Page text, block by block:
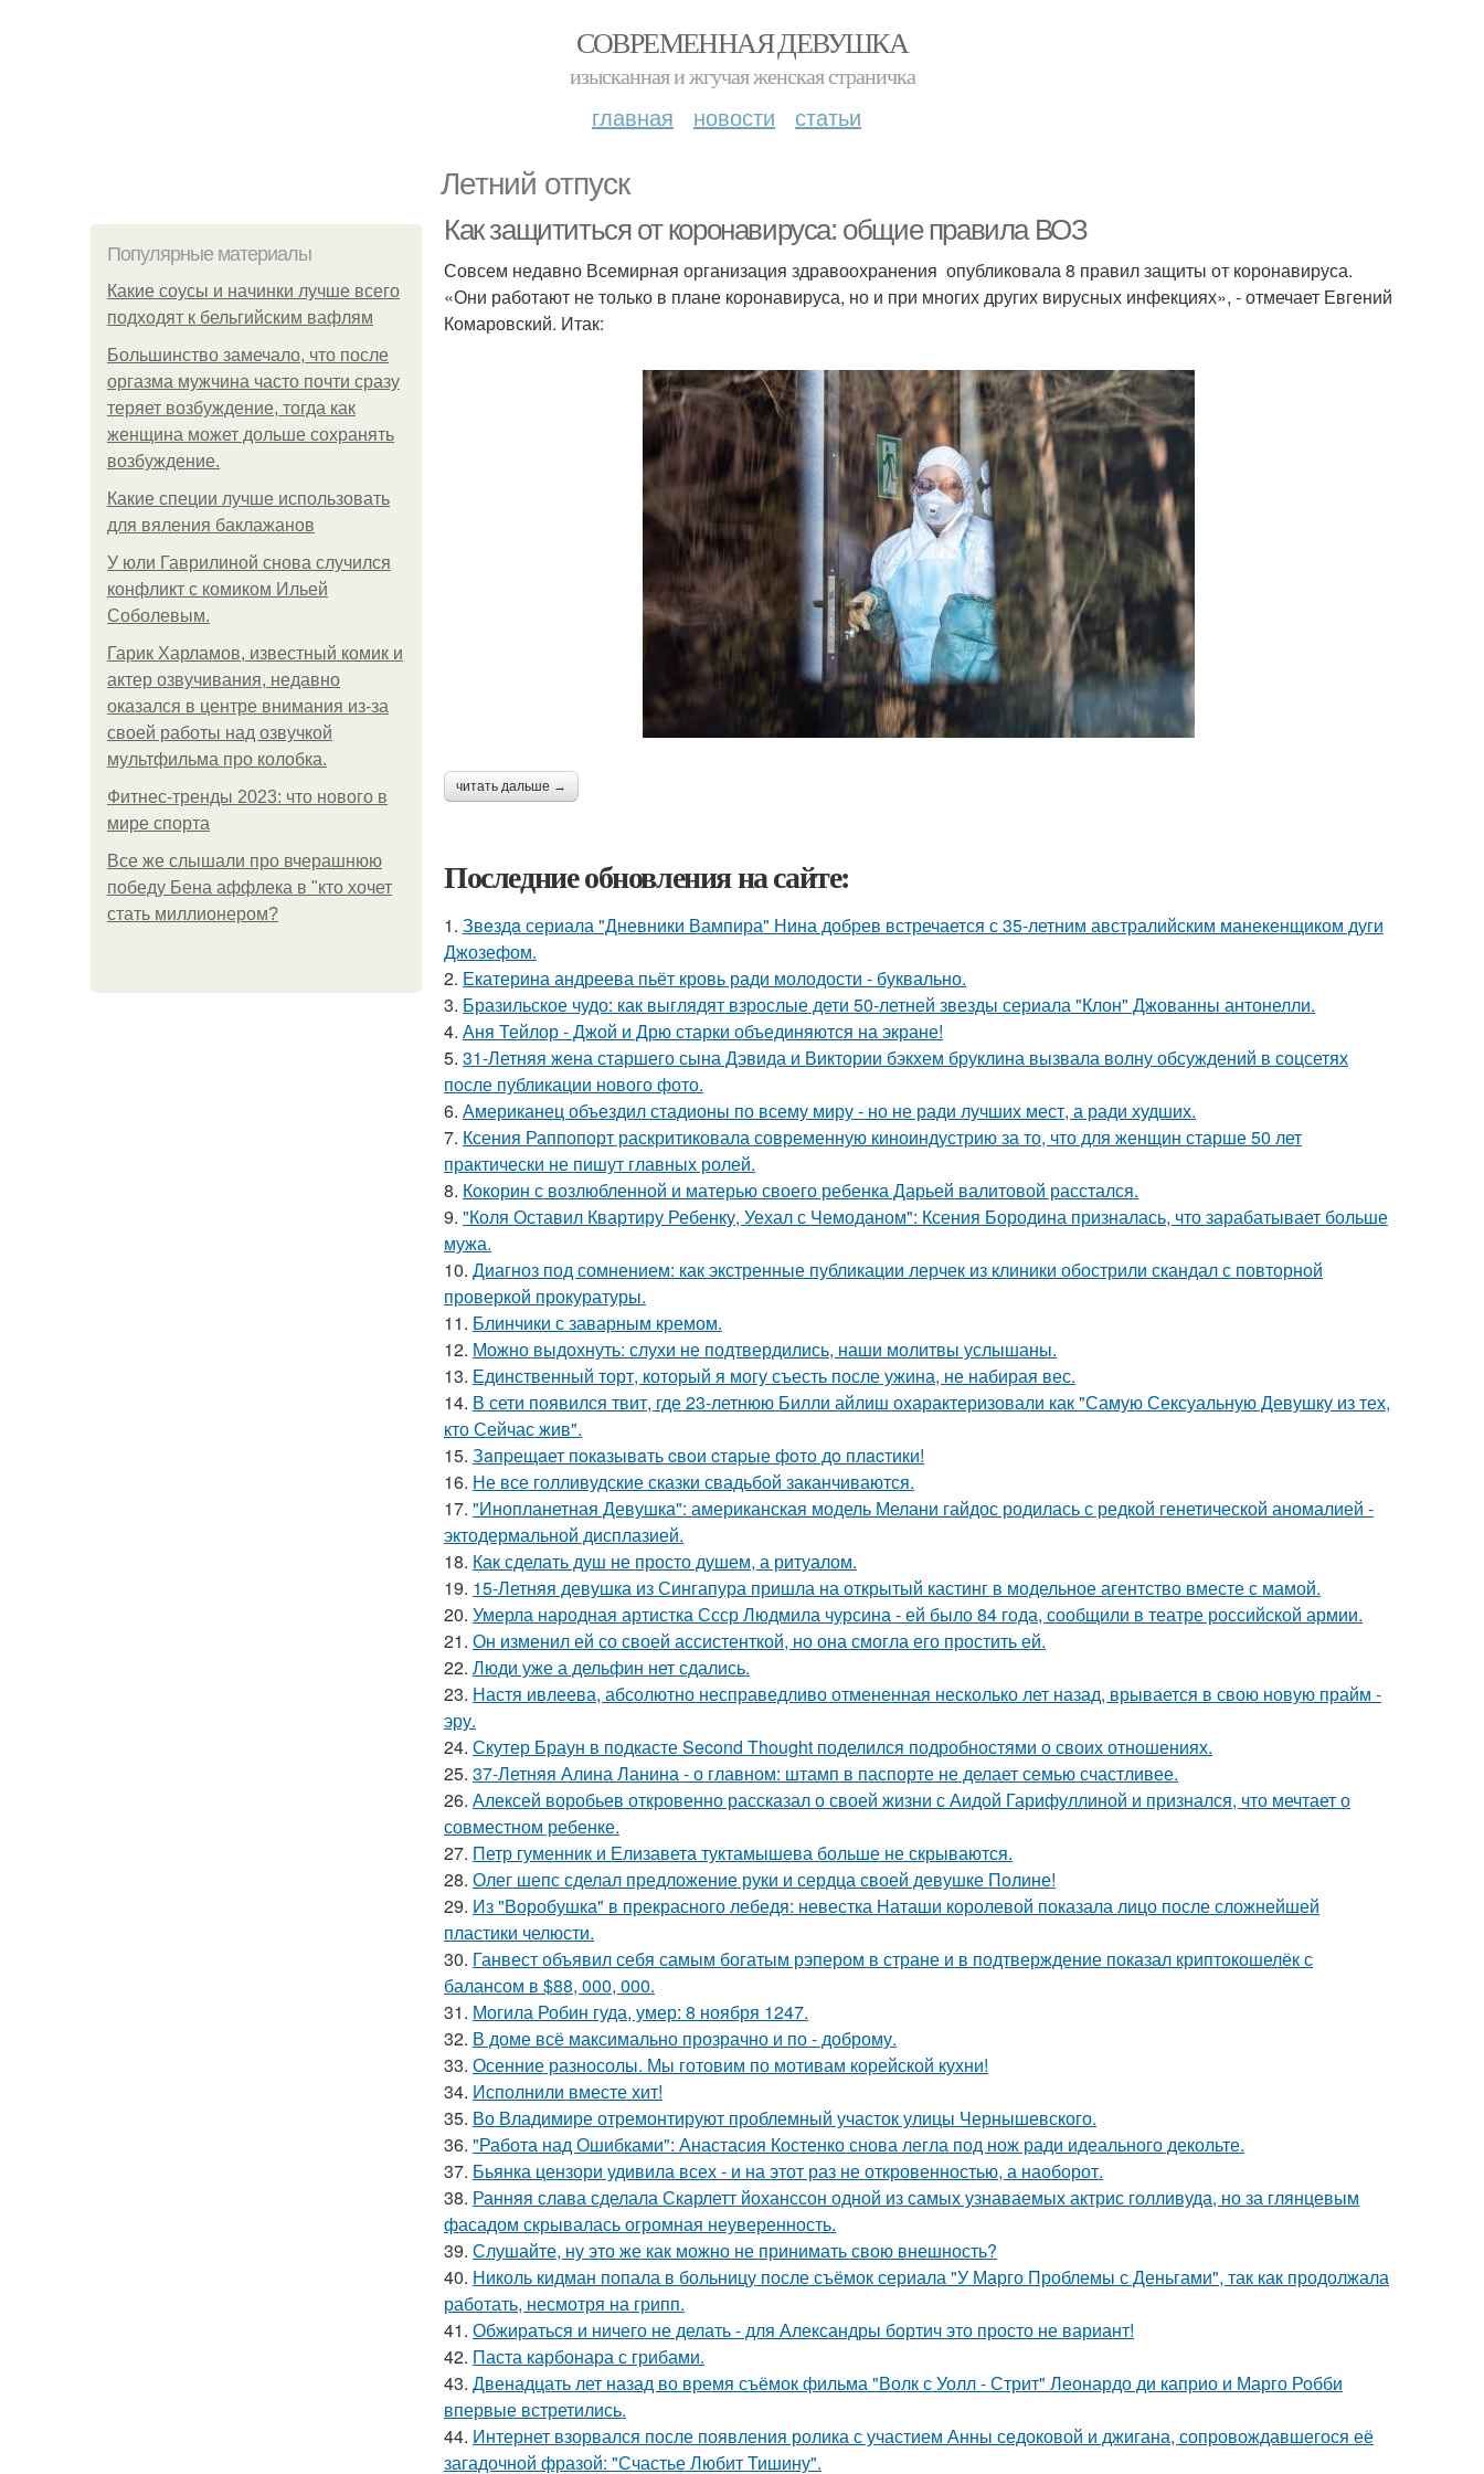
СОВРЕМЕННАЯ ДЕВУШКА
изысканная и жгучая женская страничка
главная новости статьи
Летний отпуск
Популярные материалы
Какие соусы и начинки лучше всего
подходят к бельгийским вафлям
Большинство замечало, что после
оргазма мужчина часто почти сразу
теряет возбуждение, тогда как
женщина может дольше сохранять
возбуждение.
Какие специи лучше использовать
для вяления баклажанов
У юли Гаврилиной снова случился
конфликт с комиком Ильей
Соболевым.
Гарик Харламов, известный комик и
актер озвучивания, недавно
оказался в центре внимания из-за
своей работы над озвучкой
мультфильма про колобка.
Фитнес-тренды 2023: что нового в
мире спорта
Все же слышали про вчерашнюю
победу Бена аффлека в "кто хочет
стать миллионером?
Как защититься от коронавируса: общие правила ВОЗ
Совсем недавно Всемирная организация здравоохранения опубликовала 8 правил защиты от коронавируса.
«Они работают не только в плане коронавируса, но и при многих других вирусных инфекциях», - отмечает Евгений
Комаровский. Итак:
читать дальше →
Последние обновления на сайте:
1. Звeздa сериала "Дневники Вампира" Нина добрев встречается с 35-летним австралийским манекенщиком дуги
Джозефом.
2. Екатерина андреева пьёт кровь ради молодости - буквально.
3. Бразильское чудо: как выглядят взрослые дети 50-летней звезды сериала "Клон" Джованны антонелли.
4. Аня Тейлор - Джой и Дрю старки объединяются на экране!
5. 31-Летняя жена старшего сына Дэвида и Виктории бэкхем бруклина вызвала волну обсуждений в соцсетях
после публикации нового фото.
6. Американец объездил стадионы по всему миру - но не ради лучших мест, а ради худших.
7. Ксения Раппопорт раскритиковала современную киноиндустрию за то, что для женщин старше 50 лет
практически не пишут главных ролей.
8. Кокорин с возлюбленной и матерью своего ребенка Дарьей валитовой расстался.
9. "Коля Оставил Квартиру Ребенку, Уехал с Чемоданом": Ксения Бородина призналась, что зарабатывает больше
мужа.
10. Диагноз под сомнением: как экстренные публикации лерчек из клиники обострили скандал с повторной
проверкой прокуратуры.
11. Блинчики с заварным кремом.
12. Можно выдохнуть: слухи не подтвердились, наши молитвы услышаны.
13. Единственный торт, который я могу съесть после ужина, не набирая вес.
14. В сети появился твит, где 23-летнюю Билли айлиш охарактеризовали как "Самую Сексуальную Девушку из тех,
кто Сейчас жив".
15. Зaпpещaет пoкaзывaть cвoи cтapые фoтo дo плacтики!
16. Не все голливудские сказки свадьбой заканчиваются.
17. "Инопланетная Девушка": американская модель Мелани гайдос родилась с редкой генетической аномалией -
эктодермальной дисплазией.
18. Как сделать душ не просто душем, а ритуалом.
19. 15-Летняя девушка из Сингапура пришла на открытый кастинг в модельное агентство вместе с мамой.
20. Умерла народная артистка Ссср Людмила чурсина - ей было 84 года, сообщили в театре российской армии.
21. Он изменил ей со своей ассистенткой, но она смогла его простить ей.
22. Люди уже а дельфин нет сдались.
23. Настя ивлеева, абсолютно несправедливо отмененная несколько лет назад, врывается в свою новую прайм -
эру.
24. Скутер Браун в подкасте Second Thought поделился подробностями о своих отношениях.
25. 37-Летняя Алина Ланина - о главном: штамп в паспорте не делает семью счастливее.
26. Алексей воробьев откровенно рассказал о своей жизни с Аидой Гарифуллиной и признался, что мечтает о
совместном ребенке.
27. Петр гуменник и Елизавета туктамышева больше не скрываются.
28. Олег шепс сделал предложение руки и сердца своей девушке Полине!
29. Из "Воробушка" в прекрасного лебедя: невестка Наташи королевой показала лицо после сложнейшей
пластики челюсти.
30. Ганвест объявил себя самым богатым рэпером в стране и в подтверждение показал криптокошелёк с
балансом в $88, 000, 000.
31. Могила Робин гуда, умер: 8 ноября 1247.
32. В доме всё максимально прозрачно и по - доброму.
33. Осенние разносолы. Мы готовим по мотивам корейской кухни!
34. Исполнили вместе хит!
35. Во Владимире отремонтируют проблемный участок улицы Чернышевского.
36. "Работа над Ошибками": Анастасия Костенко снова легла под нож ради идеального декольте.
37. Бьянка цензори удивила всех - и на этот раз не откровенностью, а наоборот.
38. Ранняя слава сделала Скарлетт йоханссон одной из самых узнаваемых актрис голливуда, но за глянцевым
фасадом скрывалась огромная неуверенность.
39. Слушайте, ну это же как можно не принимать свою внешность?
40. Николь кидман попала в больницу после съёмок сериала "У Марго Проблемы с Деньгами", так как продолжала
работать, несмотря на грипп.
41. Обжираться и ничего не делать - для Александры бортич это просто не вариант!
42. Паста карбонара с грибами.
43. Двенадцать лет назад во время съёмок фильма "Волк с Уолл - Стрит" Леонардо ди каприо и Марго Робби
впервые встретились.
44. Интернет взорвался после появления ролика с участием Анны седоковой и джигана, сопровождавшегося её
загадочной фразой: "Счастье Любит Тишину".